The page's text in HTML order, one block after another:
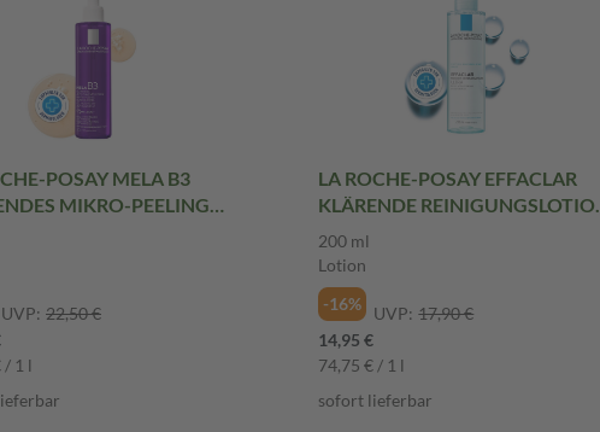
POSAY MELA B3
MIKRO-PEELING
UVP: 22,50 €
/ 1 l
LA ROCHE-POSAY EFFACLAR
KLÄRENDE REINIGUNGSLOTION
200 ml Lotion
200 ml
Lotion
-16%
UVP: 17,90 €
14,95 €
74,75 € / 1 l
sofort lieferbar